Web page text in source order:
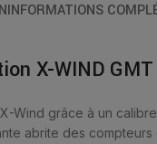
INFORMATIONS
X-WIND
Wind grâce à un
abrite des